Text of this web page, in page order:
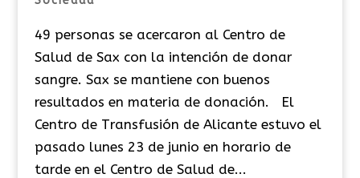
49 personas se acercaron al Centro de
Salud de Sax con la intención de donar
sangre. Sax se mantiene con buenos
resultados en materia de donación. El
Centro de Transfusión de Alicante estuvo el
pasado lunes 23 de junio en horario de
tarde en el Centro de Salud de...